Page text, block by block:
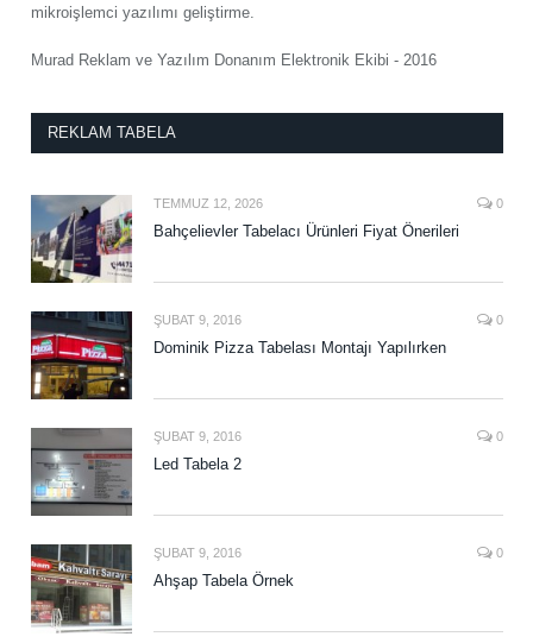
mikroişlemci yazılımı geliştirme.
Murad Reklam ve Yazılım Donanım Elektronik Ekibi - 2016
REKLAM TABELA
TEMMUZ 12, 2026 0
Bahçelievler Tabelacı Ürünleri Fiyat Önerileri
ŞUBAT 9, 2016 0
Dominik Pizza Tabelası Montajı Yapılırken
ŞUBAT 9, 2016 0
Led Tabela 2
ŞUBAT 9, 2016 0
Ahşap Tabela Örnek